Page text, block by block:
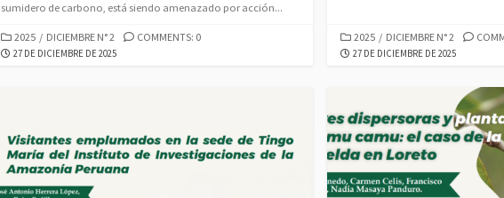
sumidero de carbono, está siendo amenazado por acción...
CATEGORIES
2025 / DICIEMBRE N° 2 COMMENTS: 0
PUBLISHED
27 DE DICIEMBRE DE 2025
CATEGORIES
2025 / DICIEMBRE N° 2
PUBLISHED
27 DE DICIEMBRE DE 2025